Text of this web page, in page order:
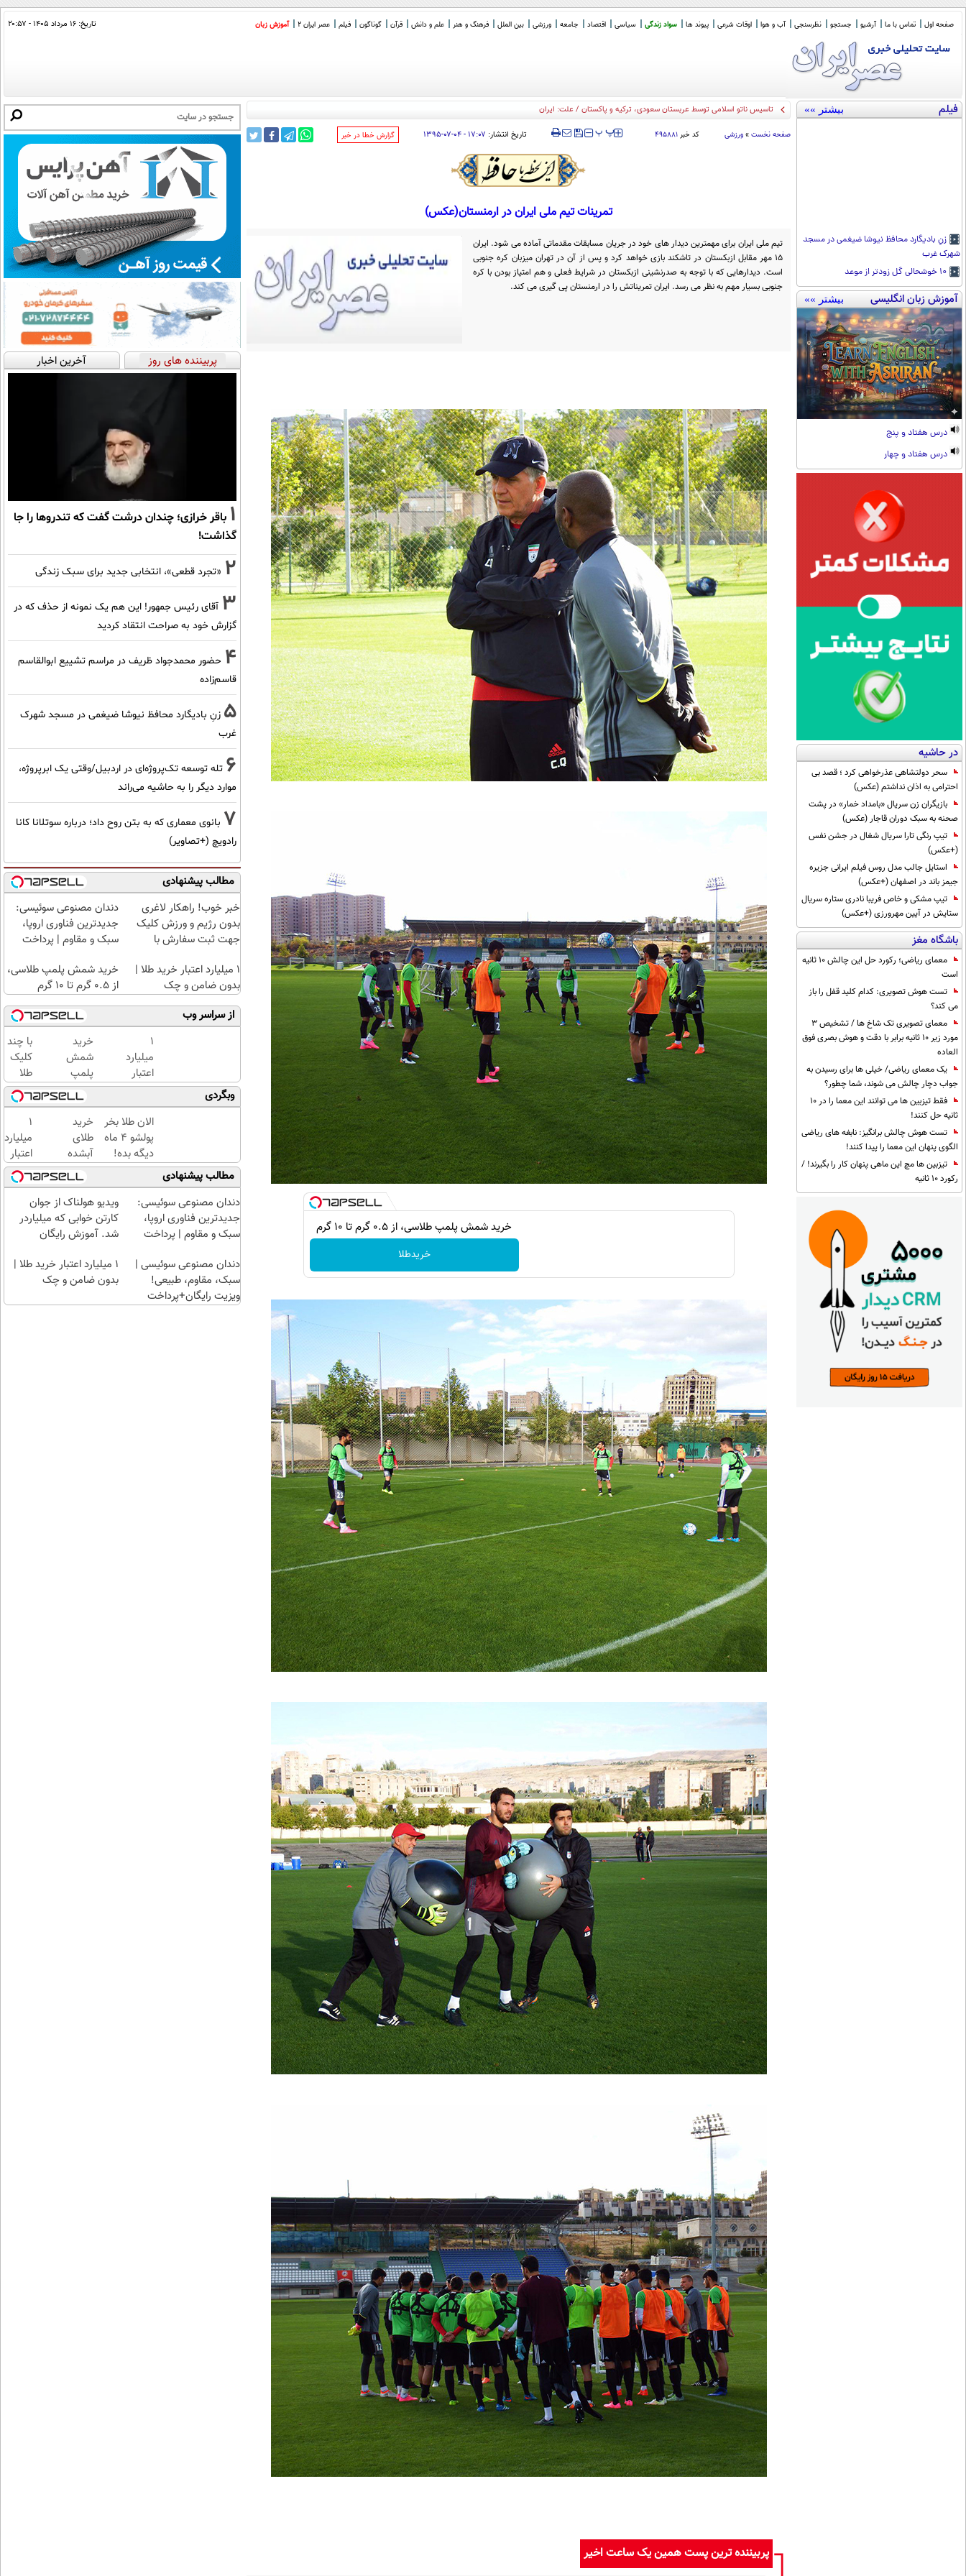
صفحه اول تماس با ما آرشیو جستجو نظرسنجی آب و هوا اوقات شرعی پیوند ها سواد زندگی سیاسی اقتصاد جامعه ورزشی بین الملل فرهنگ و هنر علم و دانش قرآن گوناگون فیلم عصر ایران 2 آموزش زبان تاریخ: ۱۶ مرداد ۱۴۰۵ - ۲۰:۵۷
فیلم بیشتر »»
زنِ بادیگارد محافظ نیوشا ضیغمی در مسجد
شهرک غرب
آموزش زبان انگلیسی بیشتر »»
درس هفتاد و پنج
درس هفتاد و چهار
در حاشیه
سحر دولتشاهی عذرخواهی کرد ؛ قصد بی
احترامی به اذان نداشتم (عکس)
بازیگران زن سریال «بامداد خمار» در پشت
صحنه به سبک دوران قاجار (عکس)
تیپ رنگی تارا سریال شغال در جشن نفس
(+عکس)
استایل جالب مدل روس فیلم ایرانی جزیره
جیمز باند در اصفهان (+عکس)
تیپ مشکی و خاص فریبا نادری ستاره سریال
ستایش در آیین مهرورزی (+عکس)
باشگاه مغز
معمای ریاضی؛ رکورد حل این چالش 10 ثانیه
است
تست هوش تصویری: کدام کلید قفل را باز
می کند؟
معمای تصویری تک شاخ ها / تشخیص 3
مورد زیر 10 ثانیه برابر با دقت و هوش بصری فوق
العاده
یک معمای ریاضی/ خیلی ها برای رسیدن به
جواب دچار چالش می شوند، شما چطور؟
فقط تیزبین ها می توانند این معما را در 10
ثانیه حل کنند!
تست هوش چالش برانگیز: نابغه های ریاضی
الگوی پنهان این معما را پیدا کنند!
تیزبین ها مچ این ماهی پنهان کار را بگیرند! /
رکورد 10 ثانیه
امضای توافق دفاع مشترک عرب_
صفحه نخست » ورزشی کد خبر ۴۹۵۸۸۱ ‍‍‍ پ پ تاریخ انتشار: ۱۷:۰۷ - ۰۴-۰۷-۱۳۹۵ ‌گزارش خطا در خبر
تمرینات تیم ملی ایران در ارمنستان(عکس)
تیم ملی ایران برای مهمترین دیدار های خود در جریان مسابقات مقدماتی آماده می شود. ایران
15 مهر مقابل ازبکستان در تاشکند بازی خواهد کرد و پس از آن در تهران میزبان کره جنوبی
است. دیدارهایی که با توجه به صدرنشینی ازبکستان در شرایط فعلی و هم امتیاز بودن با کره
جنوبی بسیار مهم به نظر می رسد. ایران تمریناتش را در ارمنستان پی گیری می کند.
خرید شمش پلمپ طلاسی، از ۰.۵ گرم تا ۱۰ گرم
خریدطلا
پربیننده ترین پست همین یک ساعت اخیر
پربیننده های روز آخرین اخبار
1 باقر خرازی؛ چندان درشت گفت که تندروها را جا
گذاشت!
2 «تجرد قطعی»، انتخابی جدید برای سبک زندگی
3 آقای رئیس جمهور! این هم یک نمونه از حذف که در
گزارش خود به صراحت انتقاد کردید
4 حضور محمدجواد ظریف در مراسم تشییع ابوالقاسم
قاسم‌زاده
5 زنِ بادیگارد محافظ نیوشا ضیغمی در مسجد شهرک
غرب
6 تله توسعه تک‌پروژه‌ای در اردبیل/وقتی یک ابرپروژه،
موارد دیگر را به حاشیه می‌راند
7 بانوی معماری که به بتن روح داد؛ درباره سوتلانا کانا
رادویچ (+تصاویر)
مطالب پیشنهادی
خبر خوب! راهکار لاغری
بدون رژیم و ورزش کلیک
جهت ثبت سفارش با
دندان مصنوعی سوئیسی:
جدیدترین فناوری اروپا،
سبک و مقاوم | پرداخت
۱ میلیارد اعتبار خرید طلا |
بدون ضامن و چک
خرید شمش پلمپ طلاسی،
از ۰.۵ گرم تا ۱۰ گرم
از سراسر وب
۱
میلیارد
اعتبار
خرید
طلا |
بدون
ضامن
و چک
خرید
شمش
پلمپ
طلاسی،
از ۰.۵
گرم تا
۱۰ گرم
با چند
کلیک
طلا
(ثبت‌نام
کن |
خرید
کن |
هدیه
بگیر)
وبگردی
الان طلا بخر
پولشو 4 ماه
دیگه بده!
سرمایه‌گذاری
طلا با اقساط
بی‌بهره
خرید
طلای
آبشده
حتی با
۱۰۰هزارتومان
۱
میلیارد
اعتبار
خرید
طلا |
بدون
ضامن
مطالب پیشنهادی
دندان مصنوعی سوئیسی:
جدیدترین فناوری اروپا،
سبک و مقاوم | پرداخت
ویدیو هولناک از جوان
کارتن خوابی که میلیاردر
شد. آموزش رایگان
دندان مصنوعی سوئیسی |
سبک، مقاوم، طبیعی!
ویزیت رایگان+پرداخت
۱ میلیارد اعتبار خرید طلا |
بدون ضامن و چک